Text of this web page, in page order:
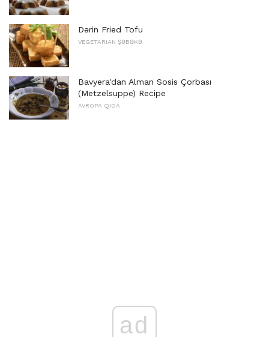
Dərin Fried Tofu
VEGETARIAN ŞƏBƏKƏ
Bavyera'dan Alman Sosis Çorbası
(Metzelsuppe) Recipe
AVROPA QIDA
ad